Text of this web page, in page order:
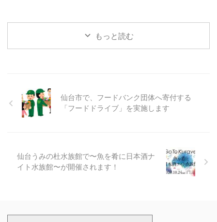
もっと読む
仙台市で、フードバンク団体へ寄付する
「フードドライブ」を実施します
仙台うみの杜水族館で〜魚を肴に日本酒ナ
イト水族館〜が開催されます！